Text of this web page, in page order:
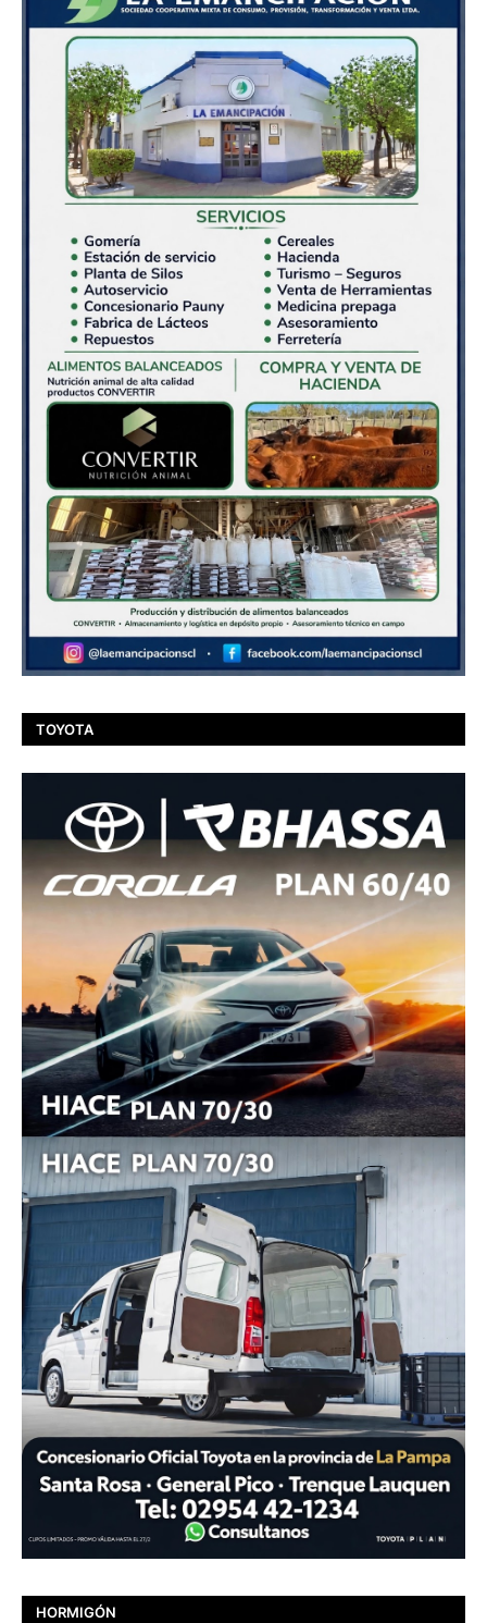
TOYOTA
HORMIGÓN